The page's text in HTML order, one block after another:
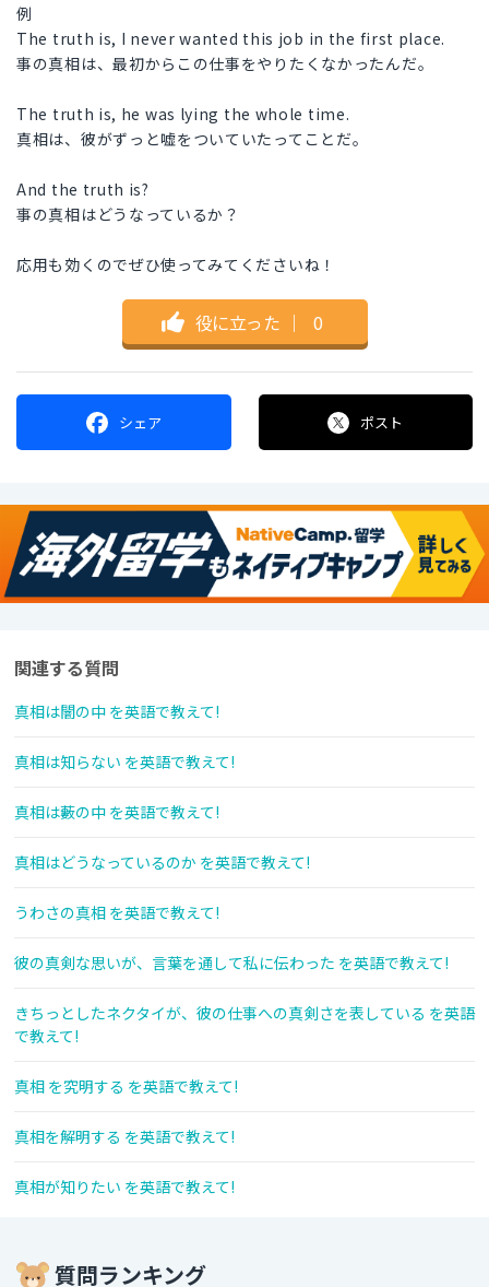
例
The truth is, I never wanted this job in the first place.
事の真相は、最初からこの仕事をやりたくなかったんだ。
The truth is, he was lying the whole time.
真相は、彼がずっと嘘をついていたってことだ。
And the truth is?
事の真相はどうなっているか？
応用も効くのでぜひ使ってみてくださいね！
役に立った ｜ 0
シェア ポスト
関連する質問
真相は闇の中 を英語で教えて!
真相は知らない を英語で教えて!
真相は藪の中 を英語で教えて!
真相はどうなっているのか を英語で教えて!
うわさの真相 を英語で教えて!
彼の真剣な思いが、言葉を通して私に伝わった を英語で教えて!
きちっとしたネクタイが、彼の仕事への真剣さを表している を英語
で教えて!
真相 を究明する を英語で教えて!
真相を解明する を英語で教えて!
真相が知りたい を英語で教えて!
質問ランキング